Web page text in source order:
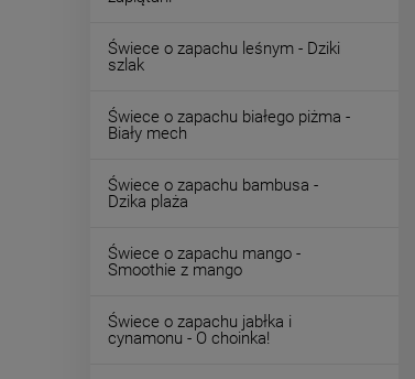
Świece o zapachu leśnym - Dziki
szlak
Świece o zapachu białego piżma -
Biały mech
Świece o zapachu bambusa -
Dzika plaża
Świece o zapachu mango -
Smoothie z mango
Świece o zapachu jabłka i
cynamonu - O choinka!